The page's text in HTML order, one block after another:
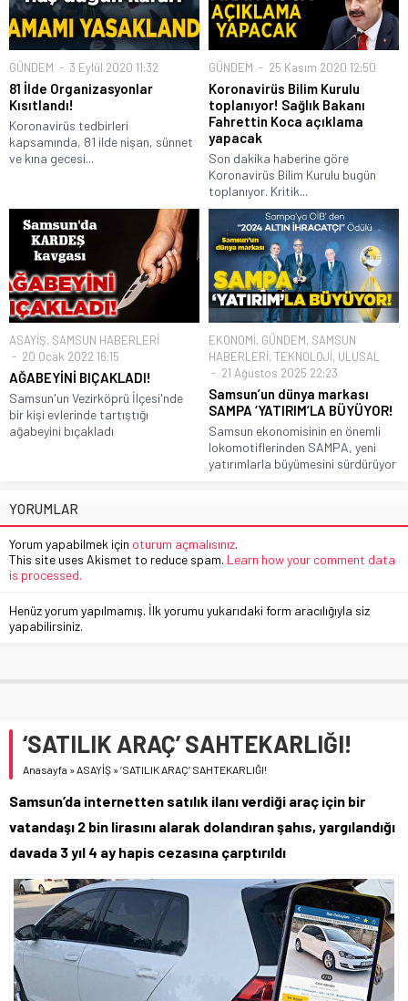
GÜNDEM 3 Eylül 2020 11:32
81 İlde Organizasyonlar
Kısıtlandı!
Koronavirüs tedbirleri
kapsamında, 81 ilde nişan, sünnet
ve kına gecesi...
GÜNDEM 25 Kasım 2020 12:50
Koronavirüs Bilim Kurulu
toplanıyor! Sağlık Bakanı
Fahrettin Koca açıklama
yapacak
Son dakika haberine göre
Koronavirüs Bilim Kurulu bugün
toplanıyor. Kritik...
ASAYİŞ, SAMSUN HABERLERİ
20 Ocak 2022 16:15
AĞABEYİNİ BIÇAKLADI!
Samsun'un Vezirköprü İlçesi'nde
bir kişi evlerinde tartıştığı
ağabeyini bıçakladı
EKONOMİ, GÜNDEM, SAMSUN
HABERLERİ, TEKNOLOJİ, ULUSAL
21 Ağustos 2025 22:23
Samsun’un dünya markası
SAMPA ‘YATIRIM’LA BÜYÜYOR!
Samsun ekonomisinin en önemli
lokomotiflerinden SAMPA, yeni
yatırımlarla büyümesini sürdürüyor
YORUMLAR
Yorum yapabilmek için oturum açmalısınız.
This site uses Akismet to reduce spam. Learn how your comment data
is processed.
Henüz yorum yapılmamış. İlk yorumu yukarıdaki form aracılığıyla siz
yapabilirsiniz.
‘SATILIK ARAÇ’ SAHTEKARLIĞI!
Anasayfa »ASAYİŞ »‘SATILIK ARAÇ’ SAHTEKARLIĞI!
Samsun’da internetten satılık ilanı verdiği araç için bir
vatandaşı 2 bin lirasını alarak dolandıran şahıs, yargılandığı
davada 3 yıl 4 ay hapis cezasına çarptırıldı